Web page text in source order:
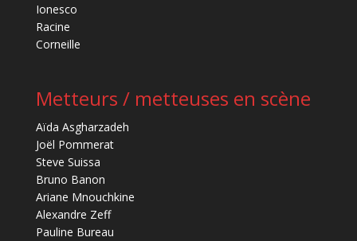
Ionesco
Racine
Corneille
Metteurs / metteuses en scène
Aïda Asgharzadeh
Joël Pommerat
Steve Suissa
Bruno Banon
Ariane Mnouchkine
Alexandre Zeff
Pauline Bureau